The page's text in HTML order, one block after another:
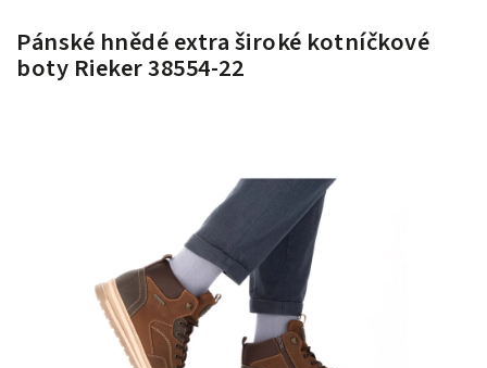
Pánské hnědé extra široké kotníčkové
boty Rieker 38554-22